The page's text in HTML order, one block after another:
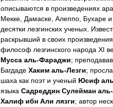
описываются в произведениях
Мекке, Дамаске, Алеппо, Бухаре
десятки лезгинских ученых.
раскрывший в своих
философ лезгинского народа XI
Мусса аль-Фараджи;
Багдаде Хаким аль-Лезги;
шаха как поэт и ученый Юсиф
языка Садреддин Сулейман аль-
Халиф ибн Али лязги; автор